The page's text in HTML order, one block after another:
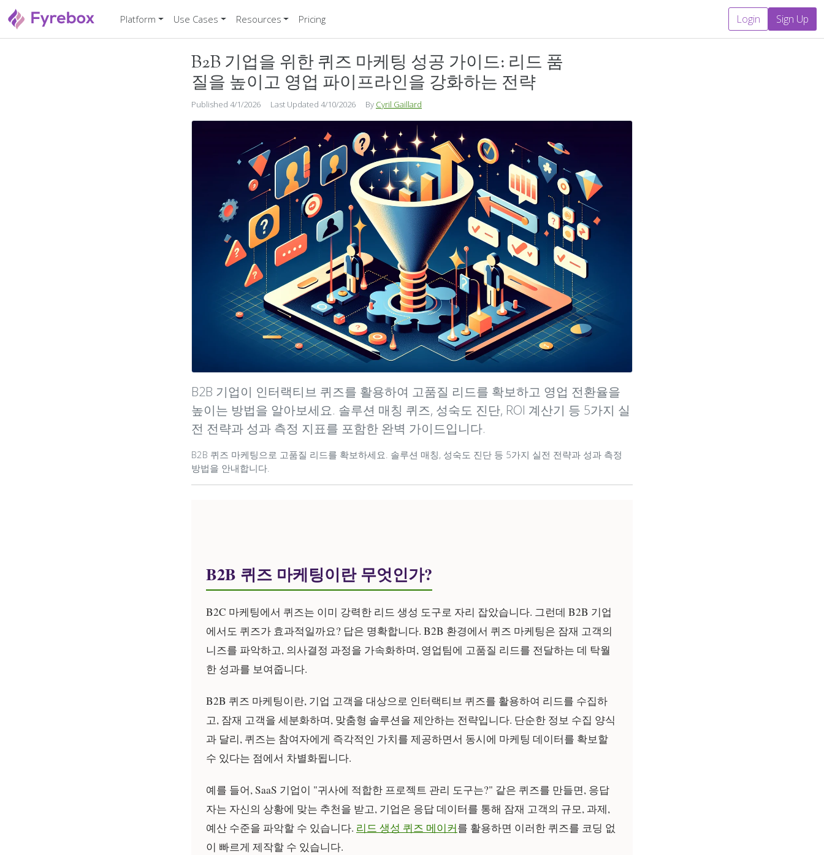
Platform Use Cases Resources Pricing Login Sign Up
B2B 기업을 위한 퀴즈 마케팅 성공 가이드: 리드 품
질을 높이고 영업 파이프라인을 강화하는 전략
Published 4/1/2026 Last Updated 4/10/2026 By Cyril Gaillard
B2B 기업이 인터랙티브 퀴즈를 활용하여 고품질 리드를 확보하고 영업 전환율을
높이는 방법을 알아보세요. 솔루션 매칭 퀴즈, 성숙도 진단, ROI 계산기 등 5가지 실
전 전략과 성과 측정 지표를 포함한 완벽 가이드입니다.
B2B 퀴즈 마케팅으로 고품질 리드를 확보하세요. 솔루션 매칭, 성숙도 진단 등 5가지 실전 전략과 성과 측정
방법을 안내합니다.
B2B 퀴즈 마케팅이란 무엇인가?
B2C 마케팅에서 퀴즈는 이미 강력한 리드 생성 도구로 자리 잡았습니다. 그런데 B2B 기업
에서도 퀴즈가 효과적일까요? 답은 명확합니다. B2B 환경에서 퀴즈 마케팅은 잠재 고객의
니즈를 파악하고, 의사결정 과정을 가속화하며, 영업팀에 고품질 리드를 전달하는 데 탁월
한 성과를 보여줍니다.
B2B 퀴즈 마케팅이란, 기업 고객을 대상으로 인터랙티브 퀴즈를 활용하여 리드를 수집하
고, 잠재 고객을 세분화하며, 맞춤형 솔루션을 제안하는 전략입니다. 단순한 정보 수집 양식
과 달리, 퀴즈는 참여자에게 즉각적인 가치를 제공하면서 동시에 마케팅 데이터를 확보할
수 있다는 점에서 차별화됩니다.
예를 들어, SaaS 기업이 "귀사에 적합한 프로젝트 관리 도구는?" 같은 퀴즈를 만들면, 응답
자는 자신의 상황에 맞는 추천을 받고, 기업은 응답 데이터를 통해 잠재 고객의 규모, 과제,
예산 수준을 파악할 수 있습니다. 리드 생성 퀴즈 메이커를 활용하면 이러한 퀴즈를 코딩 없
이 빠르게 제작할 수 있습니다.